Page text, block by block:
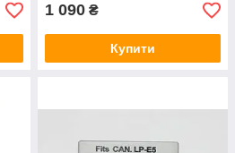
1 090 ₴
Купити